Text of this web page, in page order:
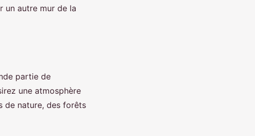
un autre mur de la
partie de
une atmosphère
de nature, des forêts